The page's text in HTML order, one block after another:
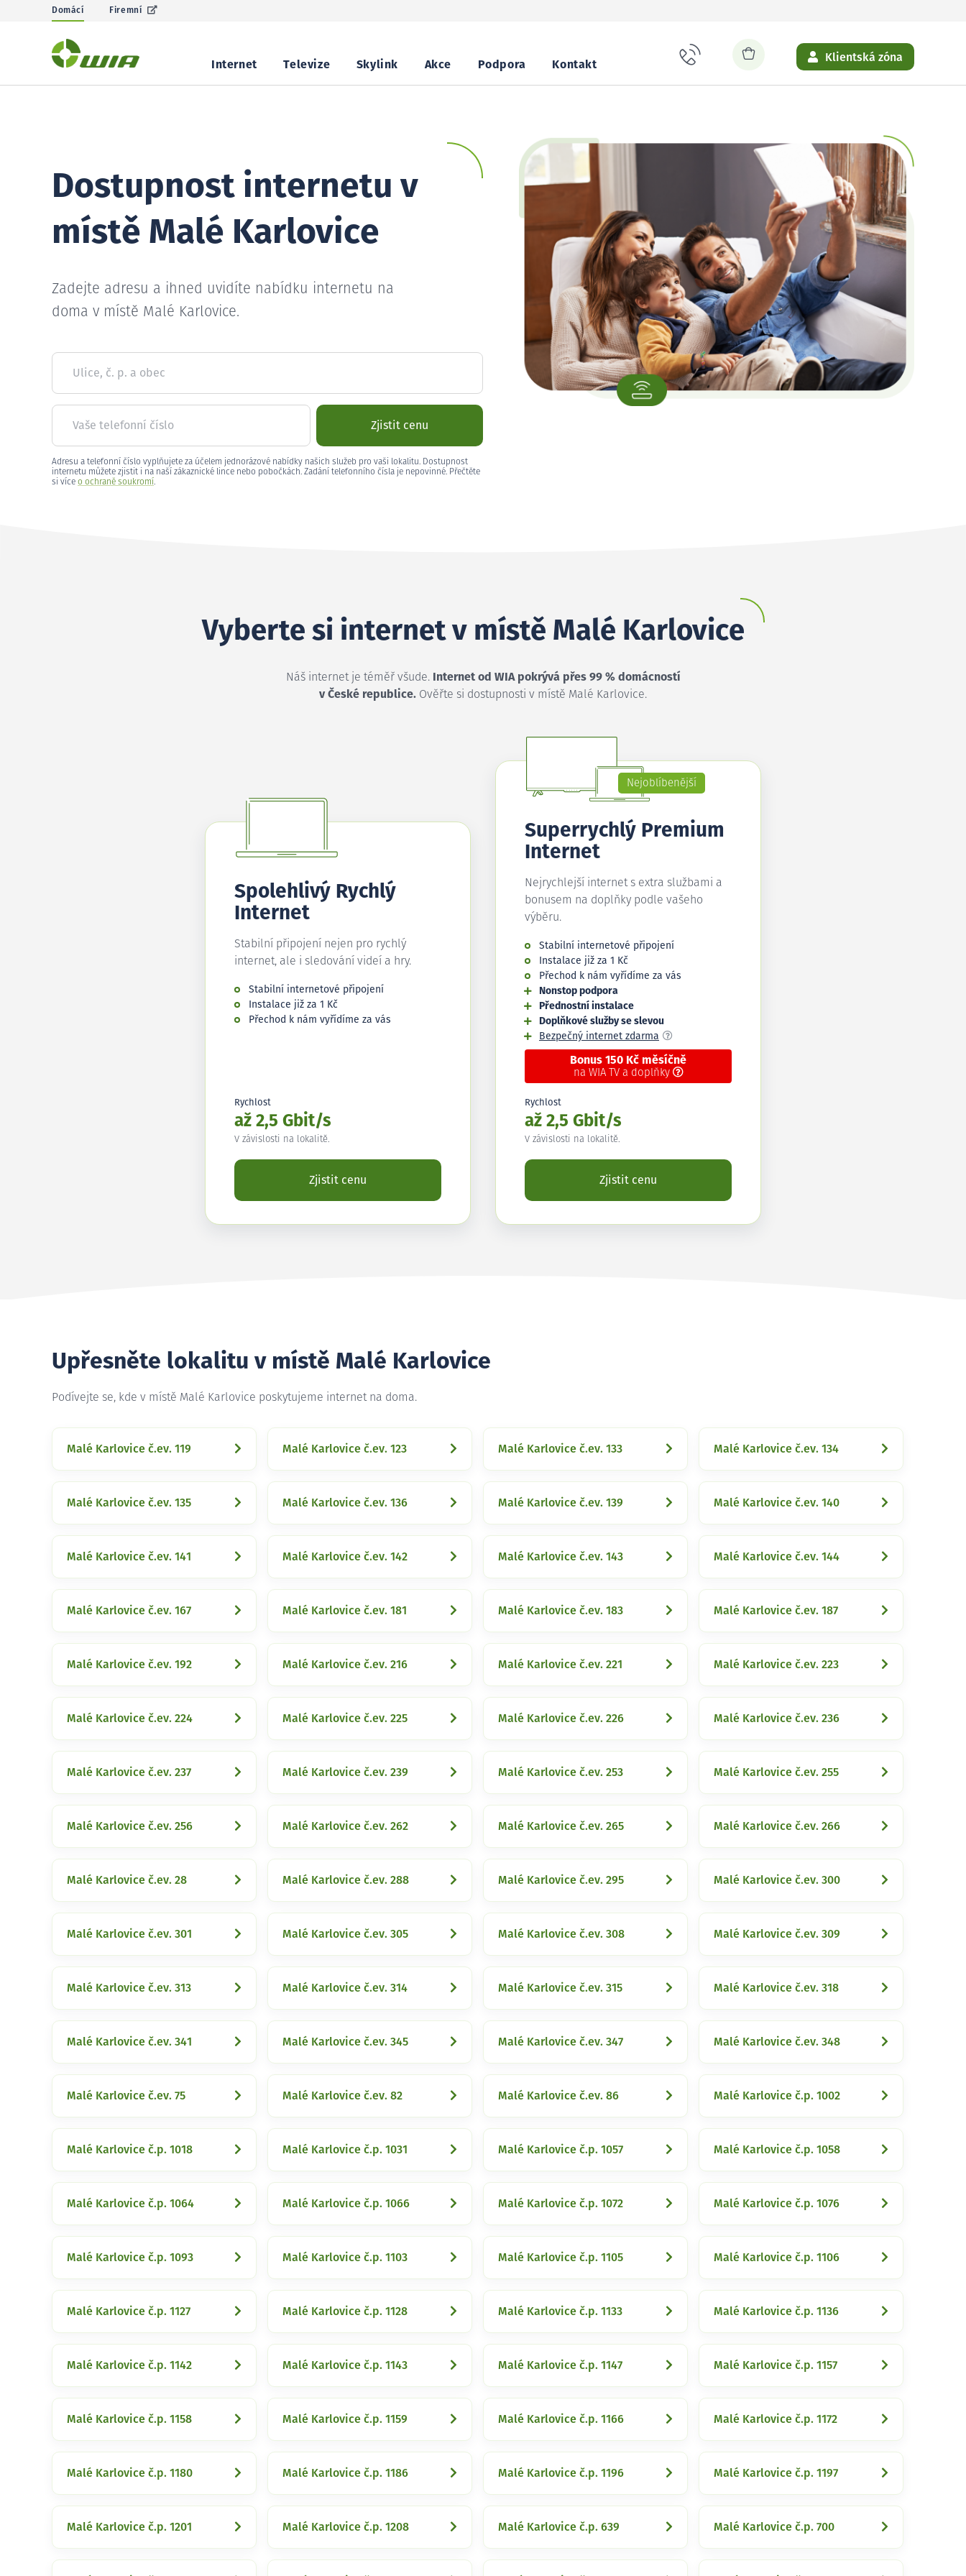
Domácí Firemní
Internet Televize Skylink Akce Podpora Kontakt
Klientská zóna
Dostupnost internetu v
místě Malé Karlovice
Zadejte adresu a ihned uvidíte nabídku internetu na
doma v místě Malé Karlovice.
Ulice, č. p. a obec
Vaše telefonní číslo Zjistit cenu
Adresu a telefonní číslo vyplňujete za účelem jednorázové nabídky našich služeb pro vaši lokalitu. Dostupnost
internetu můžete zjistit i na naší zákaznické lince nebo pobočkách. Zadání telefonního čísla je nepovinné. Přečtěte
si více o ochraně soukromí.
Vyberte si internet v místě Malé Karlovice
Náš internet je téměř všude.
Internet od WIA pokrývá přes 99 % domácností
v České republice. Ověřte si dostupnosti v místě Malé Karlovice.
Spolehlivý Rychlý
Internet
Stabilní připojení nejen pro rychlý
internet, ale i sledování videí a hry.
Stabilní internetové připojení
Instalace již za 1 Kč
Přechod k nám vyřídíme za vás
Rychlost
až 2,5 Gbit/s
V závislosti na lokalitě.
Zjistit cenu
Nejoblíbenější
Superrychlý Premium
Internet
Nejrychlejší internet s extra službami a
bonusem na doplňky podle vašeho
výběru.
Stabilní internetové připojení
Instalace již za 1 Kč
Přechod k nám vyřídíme za vás
Nonstop podpora
Přednostní instalace
Doplňkové služby se slevou
Bezpečný internet zdarma
Bonus 150 Kč měsíčně
na WIA TV a doplňky
Rychlost
až 2,5 Gbit/s
V závislosti na lokalitě.
Zjistit cenu
Upřesněte lokalitu v místě Malé Karlovice
Podívejte se, kde v místě Malé Karlovice poskytujeme internet na doma.
Malé Karlovice č.ev. 119 Malé Karlovice č.ev. 123 Malé Karlovice č.ev. 133 Malé Karlovice č.ev. 134
Malé Karlovice č.ev. 135 Malé Karlovice č.ev. 136 Malé Karlovice č.ev. 139 Malé Karlovice č.ev. 140
Malé Karlovice č.ev. 141 Malé Karlovice č.ev. 142 Malé Karlovice č.ev. 143 Malé Karlovice č.ev. 144
Malé Karlovice č.ev. 167 Malé Karlovice č.ev. 181 Malé Karlovice č.ev. 183 Malé Karlovice č.ev. 187
Malé Karlovice č.ev. 192 Malé Karlovice č.ev. 216 Malé Karlovice č.ev. 221 Malé Karlovice č.ev. 223
Malé Karlovice č.ev. 224 Malé Karlovice č.ev. 225 Malé Karlovice č.ev. 226 Malé Karlovice č.ev. 236
Malé Karlovice č.ev. 237 Malé Karlovice č.ev. 239 Malé Karlovice č.ev. 253 Malé Karlovice č.ev. 255
Malé Karlovice č.ev. 256 Malé Karlovice č.ev. 262 Malé Karlovice č.ev. 265 Malé Karlovice č.ev. 266
Malé Karlovice č.ev. 28 Malé Karlovice č.ev. 288 Malé Karlovice č.ev. 295 Malé Karlovice č.ev. 300
Malé Karlovice č.ev. 301 Malé Karlovice č.ev. 305 Malé Karlovice č.ev. 308 Malé Karlovice č.ev. 309
Malé Karlovice č.ev. 313 Malé Karlovice č.ev. 314 Malé Karlovice č.ev. 315 Malé Karlovice č.ev. 318
Malé Karlovice č.ev. 341 Malé Karlovice č.ev. 345 Malé Karlovice č.ev. 347 Malé Karlovice č.ev. 348
Malé Karlovice č.ev. 75 Malé Karlovice č.ev. 82 Malé Karlovice č.ev. 86 Malé Karlovice č.p. 1002
Malé Karlovice č.p. 1018 Malé Karlovice č.p. 1031 Malé Karlovice č.p. 1057 Malé Karlovice č.p. 1058
Malé Karlovice č.p. 1064 Malé Karlovice č.p. 1066 Malé Karlovice č.p. 1072 Malé Karlovice č.p. 1076
Malé Karlovice č.p. 1093 Malé Karlovice č.p. 1103 Malé Karlovice č.p. 1105 Malé Karlovice č.p. 1106
Malé Karlovice č.p. 1127 Malé Karlovice č.p. 1128 Malé Karlovice č.p. 1133 Malé Karlovice č.p. 1136
Malé Karlovice č.p. 1142 Malé Karlovice č.p. 1143 Malé Karlovice č.p. 1147 Malé Karlovice č.p. 1157
Malé Karlovice č.p. 1158 Malé Karlovice č.p. 1159 Malé Karlovice č.p. 1166 Malé Karlovice č.p. 1172
Malé Karlovice č.p. 1180 Malé Karlovice č.p. 1186 Malé Karlovice č.p. 1196 Malé Karlovice č.p. 1197
Malé Karlovice č.p. 1201 Malé Karlovice č.p. 1208 Malé Karlovice č.p. 639 Malé Karlovice č.p. 700